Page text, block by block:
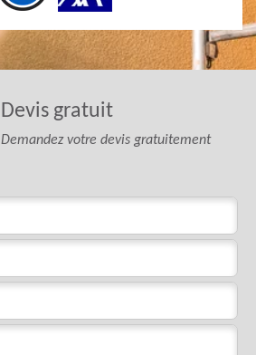
Devis gratuit
Demandez votre devis gratuitement